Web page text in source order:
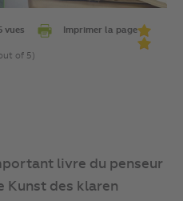
vues Imprimer la page
of 5)
livre du penseur
Kunst des klaren